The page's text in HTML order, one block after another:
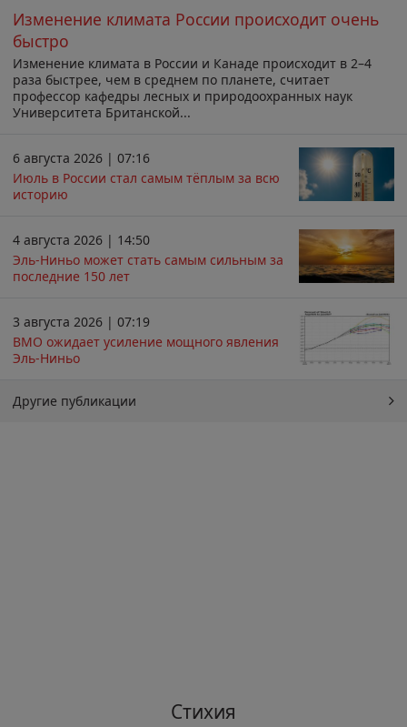
Изменение климата России происходит очень
быстро
Изменение климата в России и Канаде происходит в 2–4
раза быстрее, чем в среднем по планете, считает
профессор кафедры лесных и природоохранных наук
Университета Британской...
6 августа 2026 | 07:16
Июль в России стал самым тёплым за всю
историю
4 августа 2026 | 14:50
Эль-Ниньо может стать самым сильным за
последние 150 лет
3 августа 2026 | 07:19
ВМО ожидает усиление мощного явления
Эль-Ниньо
Другие публикации
Стихия